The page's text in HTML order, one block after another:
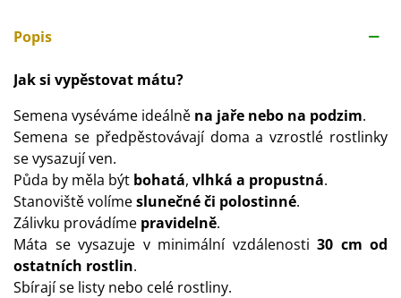
Popis
Jak si vypěstovat mátu?
Semena vyséváme ideálně na jaře nebo na podzim.
Semena se předpěstovávají doma a vzrostlé rostlinky
se vysazují ven.
Půda by měla být bohatá, vlhká a propustná.
Stanoviště volímeslunečné či polostinné.
Zálivku provádíme pravidelně.
Máta se vysazuje v minimální vzdálenosti 30 cm od
ostatních rostlin.
Sbírají se listy nebo celé rostliny.